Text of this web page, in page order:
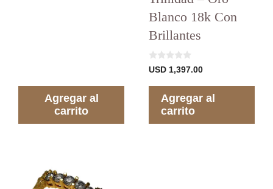
Agregar al
carrito
Blanco 18k Con
Brillantes
0
d
USD 1,397.00
Agregar al
carrito
tiene